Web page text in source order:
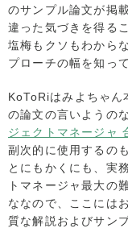
のサンプル論文が掲
違った気づきを得る
塩梅もクソもわから
プローチの幅を知っ
KoToRiはみよちゃん
の論文の言いようの
ジェクトマネージャ
副次的に使用するの
とにもかくにも、実
トマネージャ最大の
ななので、ここには
質な解説およびサン